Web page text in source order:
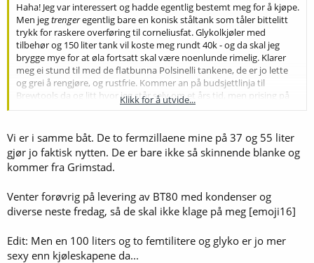
Haha! Jeg var interessert og hadde egentlig bestemt meg for å kjøpe.
Men jegtrengeregentlig bare en konisk ståltank som tåler bittelitt
trykk for raskere overføring til corneliusfat. Glykolkjøler med
tilbehør og 150 liter tank vil koste meg rundt 40k - og da skal jeg
brygge mye for at øla fortsatt skal være noenlunde rimelig. Klarer
meg ei stund til med de flatbunna Polsinelli tankene, de er jo lette
og grei å rengjøre, og rustfrie. Kommer an på budsjettlinja til
Brewtools da og litt hvor jeg står selv om et års tid, men prising på
entusiastlinja her gjør det lite aktuelt for meg - med mindre de
chronical fermenter til knappe 10 laken som faktisk passer i
gjæringsskapet mitt - som gjør at jeg slipper glykolkjøler.
Brewtools skal komme med en budsjettlinje på gjæringstanker også,
Syns det er kult at et firma fra Grimstad har klart å slå seg opp
såpass på bryggeutstyr. De leverer nå til hele verden, og
bryggemaskinene rekker knapt komme til landet før de blir solgt
igjen. Blir moro å se talla på proff.no for 2020.
Klikk for å utvide...
Vi er i samme båt. De to fermzillaene mine på 37 og 55 liter
gjør jo faktisk nytten. De er bare ikke så skinnende blanke og
kommer fra Grimstad.
Venter forøvrig på levering av BT80 med kondenser og
diverse neste fredag, så de skal ikke klage på meg [emoji16]
Edit: Men en 100 liters og to femtilitere og glyko er jo mer
sexy enn kjøleskapene da...